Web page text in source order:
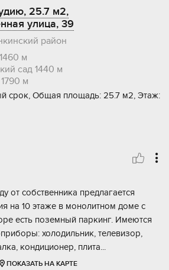
25.7 м2,
улица, 39
район
1460 м
сад 1440 м
1790 м
срок, Общая площадь: 25.7 м2, Этаж:
от собственника предлагается
на 10 этаже в монолитном доме с
есть поземный паркинг. Имеются
холодильник, телевизор,
кондиционер, плита...
ПОКАЗАТЬ НА КАРТЕ